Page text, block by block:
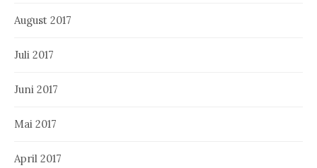
August 2017
Juli 2017
Juni 2017
Mai 2017
April 2017